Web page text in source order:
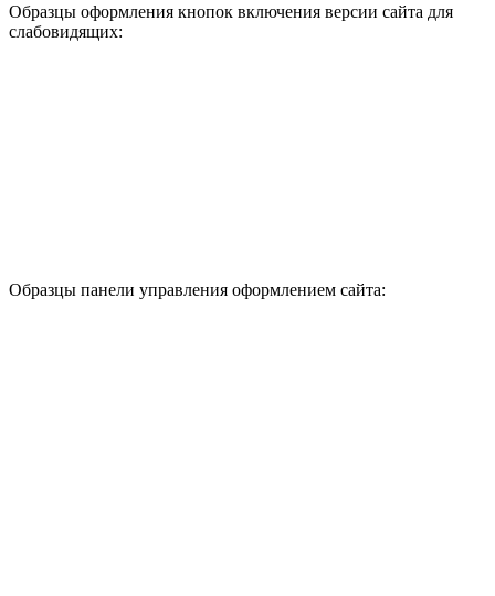
Образцы оформления кнопок включения версии сайта для
слабовидящих:
Образцы панели управления оформлением сайта: